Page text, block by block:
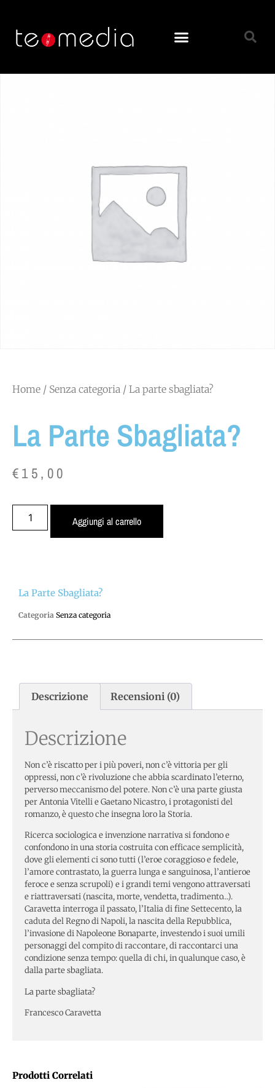
Home / Senza categoria / La parte sbagliata?
La Parte Sbagliata?
€15,00
Aggiungi al carrello
Prodotti Correlati
La Parte Sbagliata?
Categoria Senza categoria
Descrizione Recensioni (0)
Descrizione
Non c’è riscatto per i più poveri, non c’è vittoria per gli
oppressi, non c’è rivoluzione che abbia scardinato l’eterno,
perverso meccanismo del potere. Non c’è una parte giusta
per Antonia Vitelli e Gaetano Nicastro, i protagonisti del
romanzo, è questo che insegna loro la Storia.
Ricerca sociologica e invenzione narrativa si fondono e
confondono in una storia costruita con efficace semplicità,
dove gli elementi ci sono tutti (l’eroe coraggioso e fedele,
l’amore contrastato, la guerra lunga e sanguinosa, l’antieroe
feroce e senza scrupoli) e i grandi temi vengono attraversati
e riattraversati (nascita, morte, vendetta, tradimento…).
Caravetta interroga il passato, l’Italia di fine Settecento, la
caduta del Regno di Napoli, la nascita della Repubblica,
l’invasione di Napoleone Bonaparte, investendo i suoi umili
personaggi del compito di raccontare, di raccontarci una
condizione senza tempo: quella di chi, in qualunque caso, è
dalla parte sbagliata.
La parte sbagliata?
Francesco Caravetta